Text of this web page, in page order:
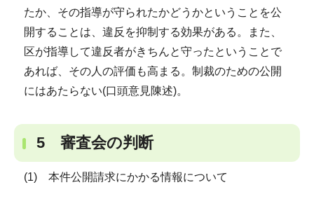
たか、その指導が守られたかどうかということを公
開することは、違反を抑制する効果がある。また、
区が指導して違反者がきちんと守ったということで
あれば、その人の評価も高まる。制裁のための公開
にはあたらない(口頭意見陳述)。
5 審査会の判断
(1) 本件公開請求にかかる情報について